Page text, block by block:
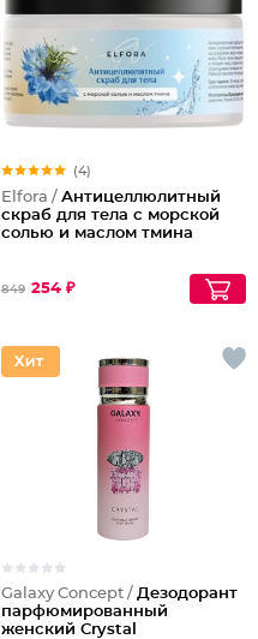
(4)
Elfora / Антицеллюлитный
скраб для тела с морской
солью и маслом тмина
849 254 ₽
Galaxy Concept / Дезодорант
парфюмированный
женский Crystal